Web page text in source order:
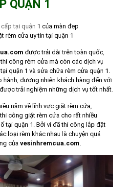
QUẬN 1
tại quận 1 của màn đẹp
rèm cửa uy tín tại quận 1
được trải dài trên toàn quốc,
công rèm cửa mà còn các dịch vụ
quận 1 và sửa chữa rèm cửa quận 1.
đương nhiên khách hàng đến với
trải nghiệm những dịch vụ tốt nhất.
năm về lĩnh vực giặt rèm cửa,
công giặt rèm cửa cho rất nhiều
tại quận 1. Bởi vì đã thi công lắp đặt
loại rèm khác nhau là chuyện quá
của vesinhremcua.com